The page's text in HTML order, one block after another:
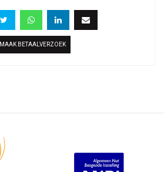
MAAK BETAALVERZOEK